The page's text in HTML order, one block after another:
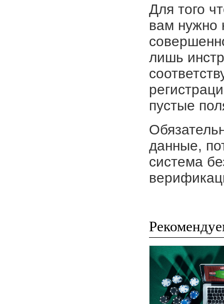
Для того
вам нужно
лишь
пустые
данные,
система